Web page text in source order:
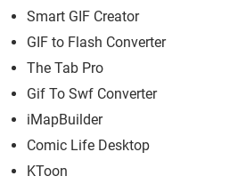
Smart GIF Creator
GIF to Flash Converter
The Tab Pro
Gif To Swf Converter
iMapBuilder
Comic Life Desktop
KToon